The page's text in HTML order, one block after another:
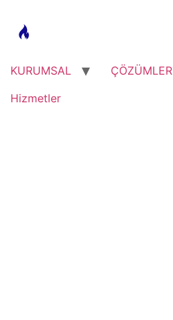
KURUMSAL ÇÖZÜMLER
Hizmetler